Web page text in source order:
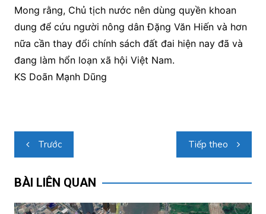
Mong rằng, Chủ tịch nước nên dùng quyền khoan
dung để cứu người nông dân Đặng Văn Hiến và hơn
nữa cần thay đổi chính sách đất đai hiện nay đã và
đang làm hổn loạn xã hội Việt Nam.
KS Doãn Mạnh Dũng
Điều
hướng
bài
Trước Tiếp theo
BÀI LIÊN QUAN